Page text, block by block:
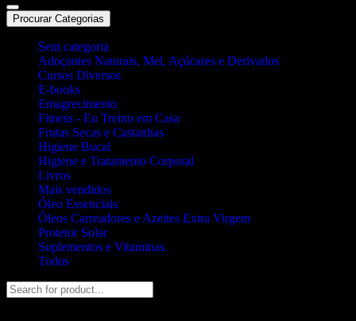
Procurar Categorias
Sem categoria
Adoçantes Naturais, Mel, Açúcares e Derivados
Cursos Diversos
E-books
Emagrecimento
Fitness - Eu Treino em Casa
Frutas Secas e Castanhas
Higiene Bucal
Higiene e Tratamento Corporal
Livros
Mais vendidos
Óleo Essenciais
Óleos Carreadores e Azeites Extra Virgem
Protetor Solar
Suplementos e Vitaminas
Todos